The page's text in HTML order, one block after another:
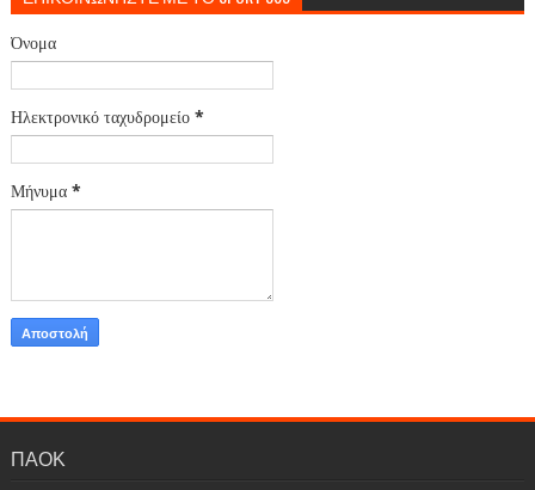
Όνομα
Ηλεκτρονικό ταχυδρομείο *
Μήνυμα *
ΠΑΟΚ